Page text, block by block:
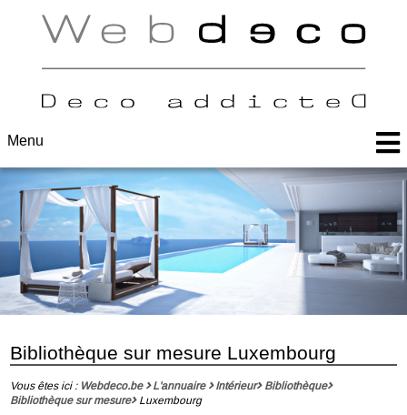
Menu
Bibliothèque sur mesure Luxembourg
Vous êtes ici : Webdeco.be L'annuaire Intérieur
Bibliothèque
Bibliothèque sur mesure
Luxembourg